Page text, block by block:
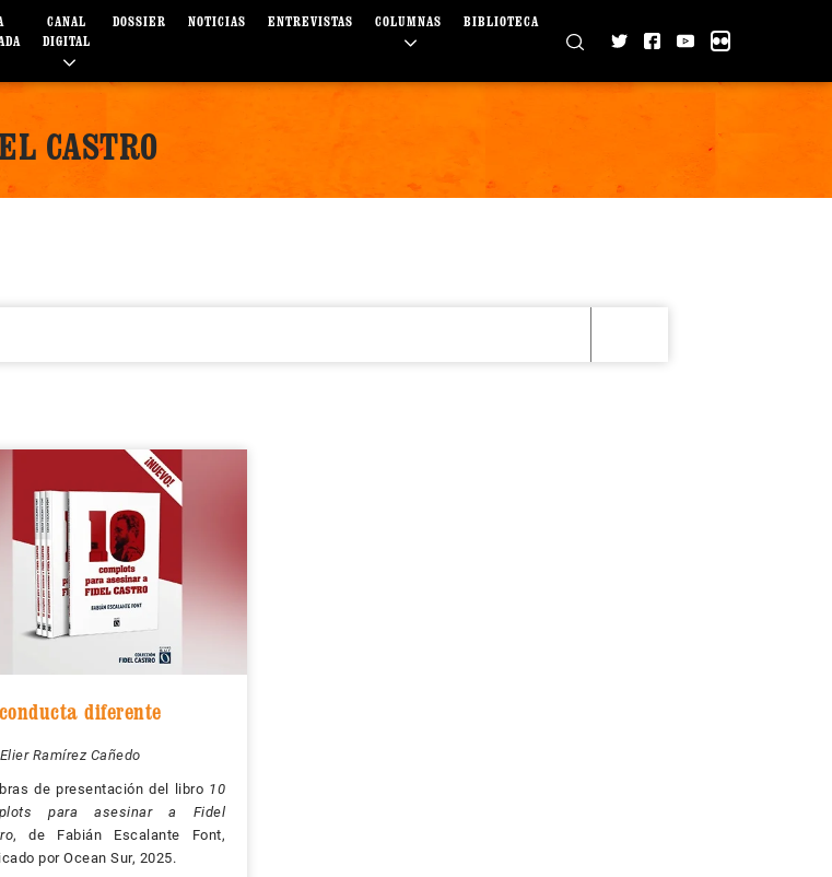
CANAL
DIGITAL
DOSSIER NOTICIAS ENTREVISTAS COLUMNAS BIBLIOTECA
CASTRO
diferente
Elier Ramírez Cañedo
de presentación del libro 10
para asesinar a Fidel
, de Fabián Escalante Font,
por Ocean Sur, 2025.